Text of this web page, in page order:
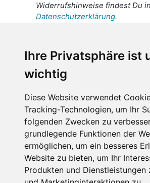
Ihre Privatsphäre ist
wichtig
Diese Website verwendet
Tracking-Technologien, um Ihr
folgenden Zwecken zu
grundlegende Funktionen der
ermöglichen, um ein besseres
Website zu bieten, um Ihr
Produkten und Dienstleistungen
Widerrufshinweise findest Du
Datenschutzerklärung.
personenbezogenen Daten an
Empfänger dieser Nachricht
werden dürfen. Weitere
Widerrufshinweise findest Du in
Datenschutzerklärung.
Anfrage
Diese Seite ist durch reCAPTCHA
gelten die Google